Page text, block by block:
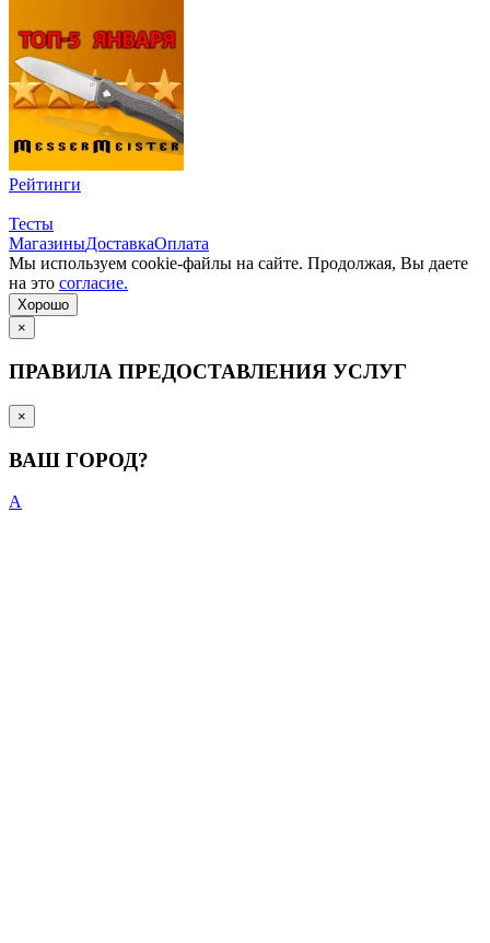
Рейтинги
Тесты
МагазиныДоставкаОплата
Мы используем cookie-файлы на сайте. Продолжая, Вы даете
на это согласие.
Хорошо
×
ПРАВИЛА ПРЕДОСТАВЛЕНИЯ УСЛУГ
×
ВАШ ГОРОД?
А